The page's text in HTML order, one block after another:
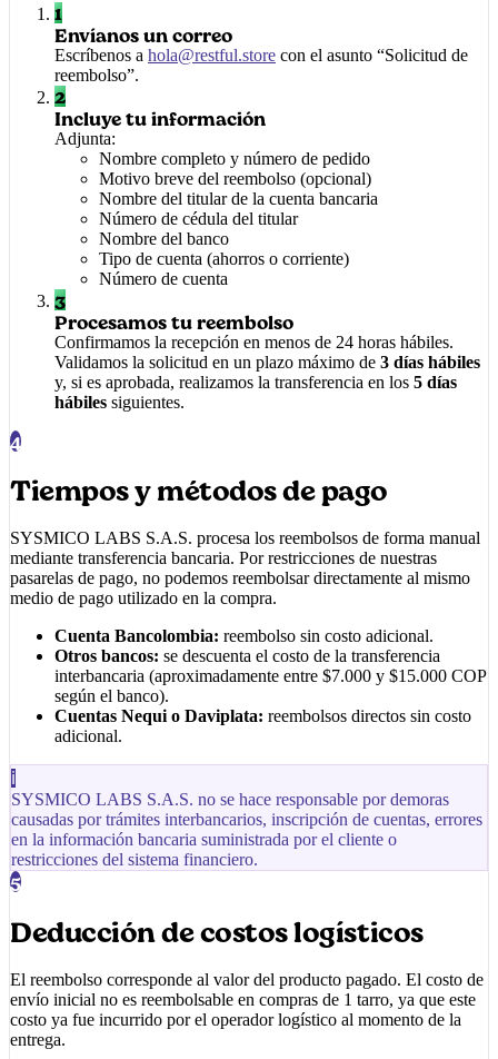
1
Envíanos un correo
Escríbenos a hola@restful.store con el asunto “Solicitud de
reembolso”.
2
Incluye tu información
Adjunta:
Nombre completo y número de pedido
Motivo breve del reembolso (opcional)
Nombre del titular de la cuenta bancaria
Número de cédula del titular
Nombre del banco
Tipo de cuenta (ahorros o corriente)
Número de cuenta
3
Procesamos tu reembolso
Confirmamos la recepción en menos de 24 horas hábiles.
Validamos la solicitud en un plazo máximo de 3 días hábiles
y, si es aprobada, realizamos la transferencia en los 5 días
hábiles siguientes.
4
Tiempos y métodos de pago
SYSMICO LABS S.A.S. procesa los reembolsos de forma manual
mediante transferencia bancaria. Por restricciones de nuestras
pasarelas de pago, no podemos reembolsar directamente al mismo
medio de pago utilizado en la compra.
Cuenta Bancolombia: reembolso sin costo adicional.
Otros bancos: se descuenta el costo de la transferencia
interbancaria (aproximadamente entre $7.000 y $15.000 COP
según el banco).
Cuentas Nequi o Daviplata: reembolsos directos sin costo
adicional.
ℹ
SYSMICO LABS S.A.S. no se hace responsable por demoras
causadas por trámites interbancarios, inscripción de cuentas, errores
en la información bancaria suministrada por el cliente o
restricciones del sistema financiero.
5
Deducción de costos logísticos
El reembolso corresponde al valor del producto pagado. El costo de
envío inicial no es reembolsable en compras de 1 tarro, ya que este
costo ya fue incurrido por el operador logístico al momento de la
entrega.